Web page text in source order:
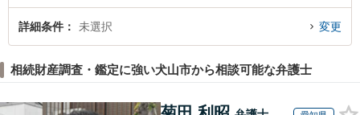
定を法律相談できる犬山市内の弁護士に相談予約したい』などでお困りの相談
者さんにおすすめです。
詳細条件 未選択 変更
相続財産調査・鑑定に強い犬山市から相談可能な弁護士